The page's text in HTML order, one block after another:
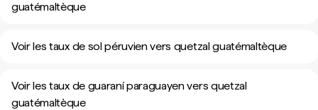
guatémaltèque
Voir les taux de sol péruvien vers quetzal guatémaltèque
Voir les taux de guaraní paraguayen vers quetzal
guatémaltèque